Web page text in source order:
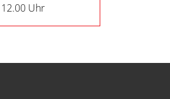
Uhr